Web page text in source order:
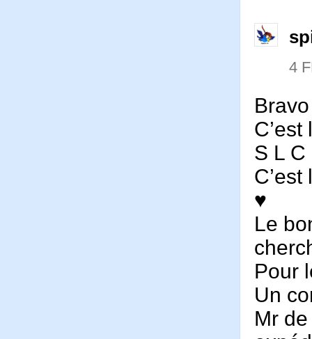
4
C’est
S L C
♥
Le
Pour
Un
Mr